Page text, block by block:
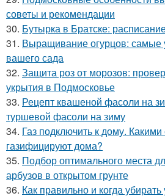
советы и рекомендации
30. Бутырка в Братске:
31. Выращивание огурцов: самые
вашего сада
32. Защита роз от морозов:
укрытия в Подмосковье
33. Рецепт квашеной фасоли на
туршевой фасоли на зиму
34. Газ подключить к дому.
газифицируют дома?
35. Подбор оптимального места
арбузов в открытом грунте
36. Как правильно и когда